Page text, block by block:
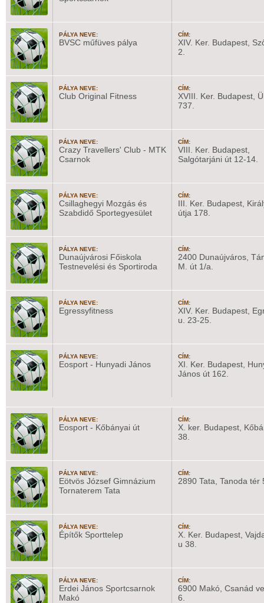
PÁLYA NEVE:
BVSC műfüves pálya
CÍM:
XIV. Ker. Budapest,
2.
PÁLYA NEVE:
Club Original Fitness
CÍM:
XVIII. Ker. Budapest,
737.
PÁLYA NEVE:
Crazy Travellers' Club - MTK
Csarnok
CÍM:
VIII. Ker. Budapest,
Salgótarjáni út 12-14.
PÁLYA NEVE:
Csillaghegyi Mozgás és
Szabdidő Sportegyesület
CÍM:
III. Ker. Budapest,
útja 178.
PÁLYA NEVE:
Dunaújvárosi Főiskola
Testnevelési és Sportiroda
CÍM:
2400 Dunaújváros,
M. út 1/a.
PÁLYA NEVE:
Egressyfitness
CÍM:
XIV. Ker. Budapest,
u. 23-25.
PÁLYA NEVE:
Eosport - Hunyadi János
CÍM:
XI. Ker. Budapest,
János út 162.
PÁLYA NEVE:
Eosport - Kőbányai út
CÍM:
X. ker. Budapest,
38.
PÁLYA NEVE:
Eötvös József Gimnázium
Tornaterem Tata
CÍM:
2890 Tata, Tanoda tér
PÁLYA NEVE:
Építők Sporttelep
CÍM:
X. Ker. Budapest,
u 38.
PÁLYA NEVE:
Erdei János Sportcsarnok
Makó
CÍM:
6900 Makó, Csanád
6.